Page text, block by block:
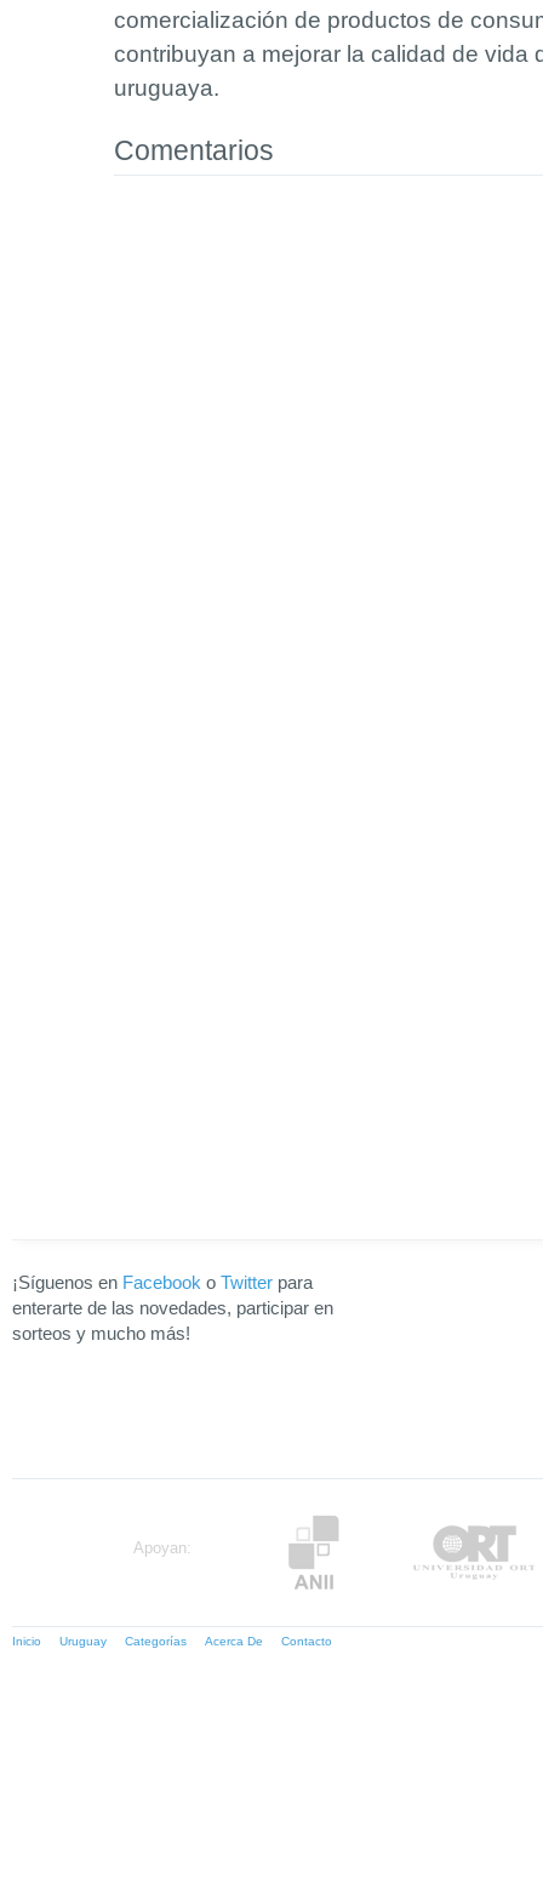
comercialización de productos de
contribuyan a mejorar la calidad de vida
uruguaya.
Comentarios
¡Síguenos en Facebook o Twitter para
enterarte de las novedades, participar en
sorteos y mucho más!
Apoyan:
Inicio Uruguay Categorías Acerca De Contacto